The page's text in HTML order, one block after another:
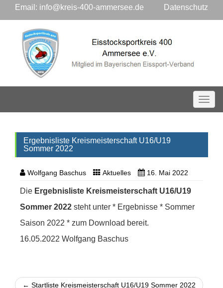
Email: info@kreis-400-ammersee.de Datenschutz
Ergebnisliste Kreismeisterschaft U16/U19
Sommer 2022
Wolfgang Baschus Aktuelles 16. Mai 2022
Die Ergebnisliste Kreismeisterschaft U16/U19
Sommer 2022 steht unter * Ergebnisse * Sommer
Saison 2022 * zum Download bereit.
16.05.2022 Wolfgang Baschus
← Startliste Kreismeisterschaft U16/U19 Sommer 2022